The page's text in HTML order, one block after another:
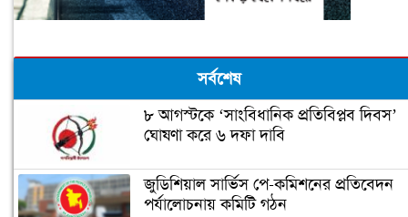
সর্বশেষ
৮ আগস্টকে ‘সাংবিধানিক প্রতিবিপ্লব দিবস’
ঘোষণা করে ৬ দফা দাবি
জুডিশিয়াল সার্ভিস পে-কমিশনের প্রতিবেদন
পর্যালোচনায় কমিটি গঠন